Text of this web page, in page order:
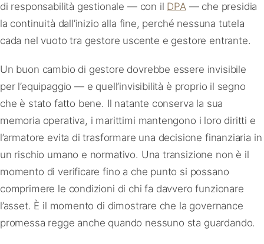
di responsabilità gestionale — con il DPA— che presidia
la continuità dall’inizio alla fine, perché nessuna tutela
cada nel vuoto tra gestore uscente e gestore entrante.
Un buon cambio di gestore dovrebbe essere invisibile
per l’equipaggio — e quell’invisibilità è proprio il segno
che è stato fatto bene. Il natante conserva la sua
memoria operativa, i marittimi mantengono i loro diritti e
l’armatore evita di trasformare una decisione finanziaria in
un rischio umano e normativo. Una transizione non è il
momento di verificare fino a che punto si possano
comprimere le condizioni di chi fa davvero funzionare
l’asset. È il momento di dimostrare che la governance
promessa regge anche quando nessuno sta guardando.